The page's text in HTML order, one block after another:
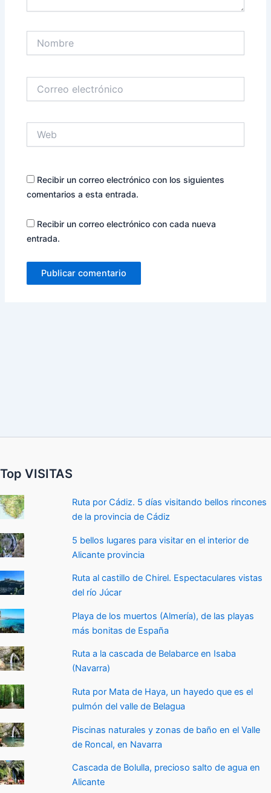
electrónico
Recibir un correo electrónico con los siguientes
comentarios a esta entrada.
Recibir un correo electrónico con cada nueva
entrada.
Top VISITAS
Ruta por Cádiz. 5 días visitando bellos rincones
de la provincia de Cádiz
5 bellos lugares para visitar en el interior de
Alicante provincia
Ruta al castillo de Chirel. Espectaculares vistas
del río Júcar
Playa de los muertos (Almería), de las playas
más bonitas de España
Ruta a la cascada de Belabarce en Isaba
(Navarra)
Ruta por Mata de Haya, un hayedo que es el
pulmón del valle de Belagua
Piscinas naturales y zonas de baño en el Valle
de Roncal, en Navarra
Cascada de Bolulla, precioso salto de agua en
Alicante